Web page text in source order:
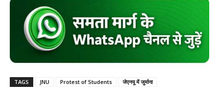
TAGS JNU Protest of Students जेएनयू में जुर्माना